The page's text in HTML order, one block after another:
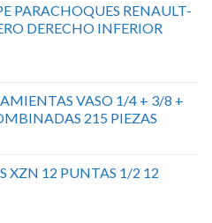
PARACHOQUES RENAULT-
DERECHO INFERIOR
VASO 1/4 + 3/8 +
215 PIEZAS
XZN 12 PUNTAS 1/2 12